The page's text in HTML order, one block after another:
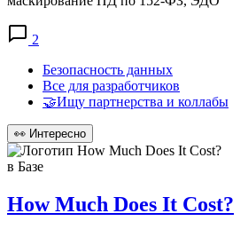
2
Безопасность данных
Все для разработчиков
🤝Ищу партнерства и коллабы
👀 Интересно
в Базе
How Much Does It Cost?